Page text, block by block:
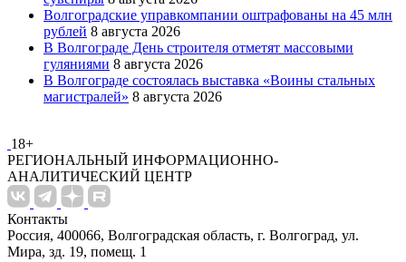
Волгоградские управкомпании оштрафованы на 45 млн
рублей 8 августа 2026
В Волгограде День строителя отметят массовыми
гуляниями 8 августа 2026
В Волгограде состоялась выставка «Воины стальных
магистралей» 8 августа 2026
18+
РЕГИОНАЛЬНЫЙ ИНФОРМАЦИОННО-
АНАЛИТИЧЕСКИЙ ЦЕНТР
Контакты
Россия, 400066, Волгоградская область, г. Волгоград, ул.
Мира, зд. 19, помещ. 1